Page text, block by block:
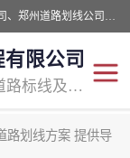
周口中为交通设施工程有限公司是一家洛阳道路划线公司、郑州道路划线公司、平顶山道路车位划线公司、开封车位划线公司、许昌道路车位划线公司、漯河道路车位划线公司，公司始终坚持“诚信、匠心、专注”的宗旨；我们的经营理念是：的服务。
限公司
专注道路标线施工，专业的道路标线及交通设施施工服务商!
路划线方案 提供导